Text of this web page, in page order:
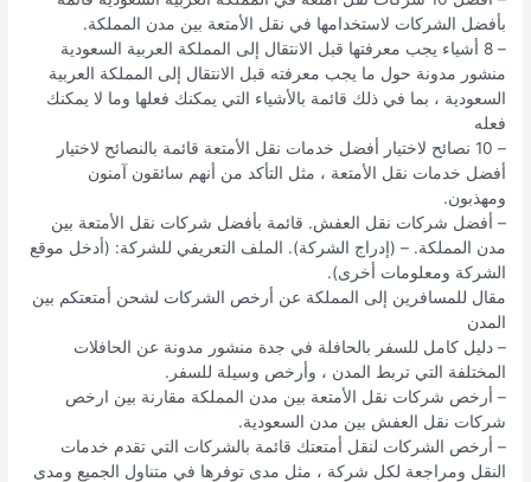
بأفضل الشركات لاستخدامها في نقل الأمتعة بين مدن المملكة.
– 8 أشياء يجب معرفتها قبل الانتقال إلى المملكة العربية السعودية
منشور مدونة حول ما يجب معرفته قبل الانتقال إلى المملكة العربية
السعودية ، بما في ذلك قائمة بالأشياء التي يمكنك فعلها وما لا يمكنك
فعله
– 10 نصائح لاختيار أفضل خدمات نقل الأمتعة قائمة بالنصائح لاختيار
أفضل خدمات نقل الأمتعة ، مثل التأكد من أنهم سائقون آمنون
ومهذبون.
– أفضل شركات نقل العفش. قائمة بأفضل شركات نقل الأمتعة بين
مدن المملكة. – (إدراج الشركة). الملف التعريفي للشركة: (أدخل موقع
الشركة ومعلومات أخرى).
مقال للمسافرين إلى المملكة عن أرخص الشركات لشحن أمتعتكم بين
المدن
– دليل كامل للسفر بالحافلة في جدة منشور مدونة عن الحافلات
المختلفة التي تربط المدن ، وأرخص وسيلة للسفر.
– أرخص شركات نقل الأمتعة بين مدن المملكة مقارنة بين ارخص
شركات نقل العفش بين مدن السعودية.
– أرخص الشركات لنقل أمتعتك قائمة بالشركات التي تقدم خدمات
النقل ومراجعة لكل شركة ، مثل مدى توفرها في متناول الجميع ومدى